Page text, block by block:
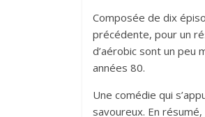
Composée de dix
précédente, pour un
d’aérobic sont un peu
années 80.
Une comédie qui
savoureux. En